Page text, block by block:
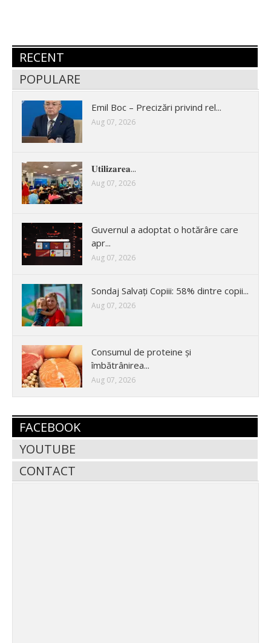
RECENT
POPULARE
Emil Boc – Precizări privind rel...
Aug 07, 2026
𝐔𝐭𝐢𝐥𝐢𝐳𝐚𝐫𝐞𝐚...
Aug 07, 2026
Guvernul a adoptat o hotărâre care
apr...
Aug 07, 2026
Sondaj Salvați Copiii: 58% dintre copii...
Aug 07, 2026
Consumul de proteine și
îmbătrânirea...
Aug 07, 2026
FACEBOOK
YOUTUBE
CONTACT